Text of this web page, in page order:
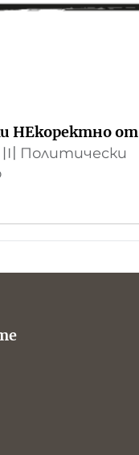
НЕкоректно от
〣
Политически